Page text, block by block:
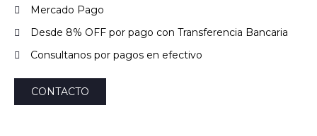
Mercado Pago
Desde 8% OFF por pago con Transferencia Bancaria
Consultanos por pagos en efectivo
CONTACTO